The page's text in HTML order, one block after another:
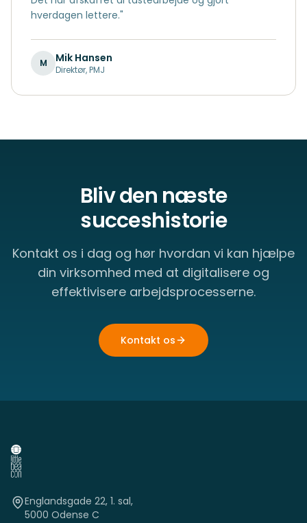
hverdagen lettere."
M Mik Hansen
Direktør,PMJ
Bliv den næste
succeshistorie
Kontakt os i dag og hør hvordan vi kan hjælpe
din virksomhed med at digitalisere og
effektivisere arbejdsprocesserne.
Kontakt os
Englandsgade 22, 1. sal,
5000 Odense C